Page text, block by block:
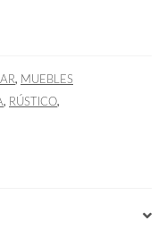
, MUEBLES
, RÚSTICO,